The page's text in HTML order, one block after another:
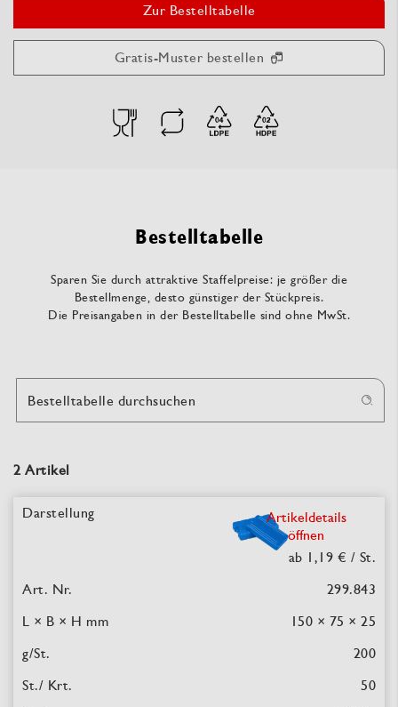
Zur Bestelltabelle
Gratis-Muster bestellen
Bestelltabelle
Sparen Sie durch attraktive Staffelpreise: je größer die
Bestellmenge, desto günstiger der Stückpreis.
Die Preisangaben in der Bestelltabelle sind ohne MwSt.
2 Artikel
Bestelltabelle durchsuchen
Artikeldetails
öffnen
ab 1,19 € / St.
299.843
150 × 75 × 25
200
50